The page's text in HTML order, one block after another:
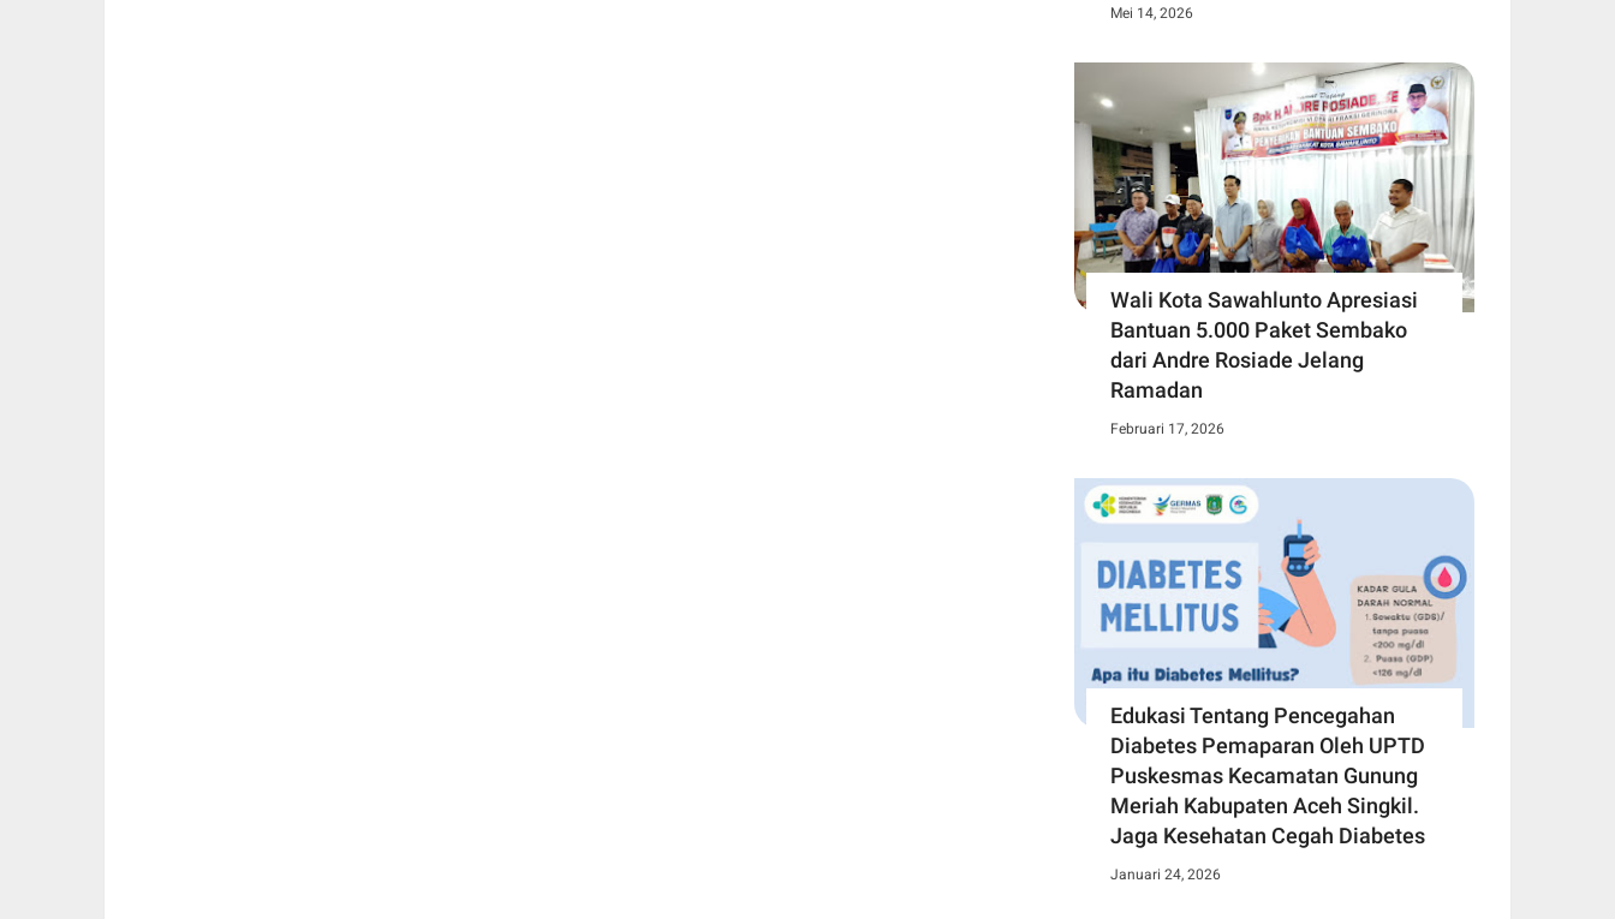
Mei 14, 2026
Wali Kota Sawahlunto Apresiasi
Bantuan 5.000 Paket Sembako
dari Andre Rosiade Jelang
Ramadan
Februari 17, 2026
Edukasi Tentang Pencegahan
Diabetes Pemaparan Oleh UPTD
Puskesmas Kecamatan Gunung
Meriah Kabupaten Aceh Singkil.
Jaga Kesehatan Cegah Diabetes
Januari 24, 2026